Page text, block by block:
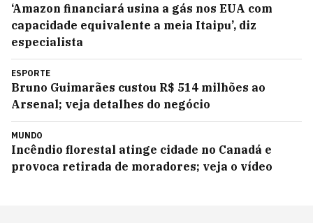
‘Amazon financiará usina a gás nos EUA com
capacidade equivalente a meia Itaipu’, diz
especialista
ESPORTE
Bruno Guimarães custou R$ 514 milhões ao
Arsenal; veja detalhes do negócio
MUNDO
Incêndio florestal atinge cidade no Canadá e
provoca retirada de moradores; veja o vídeo